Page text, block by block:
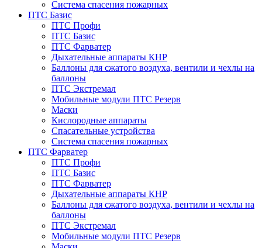
Система спасения пожарных
ПТС Базис
ПТС Профи
ПТС Базис
ПТС Фарватер
Дыхательные аппараты КНР
Баллоны для сжатого воздуха, вентили и чехлы на
баллоны
ПТС Экстремал
Мобильные модули ПТС Резерв
Маски
Кислородные аппараты
Спасательные устройства
Система спасения пожарных
ПТС Фарватер
ПТС Профи
ПТС Базис
ПТС Фарватер
Дыхательные аппараты КНР
Баллоны для сжатого воздуха, вентили и чехлы на
баллоны
ПТС Экстремал
Мобильные модули ПТС Резерв